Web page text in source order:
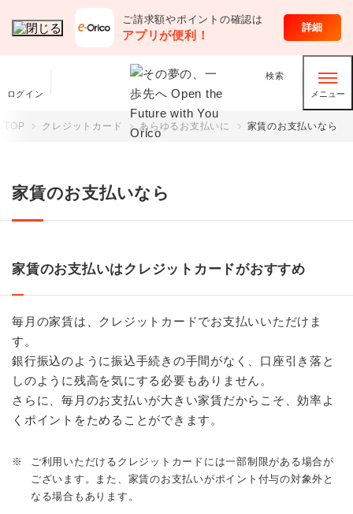
ご請求額やポイントの確認は
アプリが便利！
詳細
ログイン
検索
メニュー
オリコのサービス
TOP クレジットカード あらゆるお支払いに 家賃のお支払いなら
家賃のお支払いなら
家賃のお支払いはクレジットカードがおすすめ
毎月の家賃は、クレジットカードでお支払いいただけま
す。
銀行振込のように振込手続きの手間がなく、口座引き落と
しのように残高を気にする必要もありません。
さらに、毎月のお支払いが大きい家賃だからこそ、効率よ
くポイントをためることができます。
※
ご利用いただけるクレジットカードには一部制限がある場合が
ございます。また、家賃のお支払いがポイント付与の対象外と
なる場合もあります。